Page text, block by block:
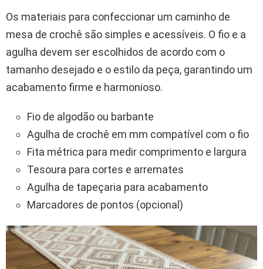
Os materiais para confeccionar um caminho de
mesa de crochê são simples e acessíveis. O fio e a
agulha devem ser escolhidos de acordo com o
tamanho desejado e o estilo da peça, garantindo um
acabamento firme e harmonioso.
Fio de algodão ou barbante
Agulha de crochê em mm compatível com o fio
Fita métrica para medir comprimento e largura
Tesoura para cortes e arremates
Agulha de tapeçaria para acabamento
Marcadores de pontos (opcional)